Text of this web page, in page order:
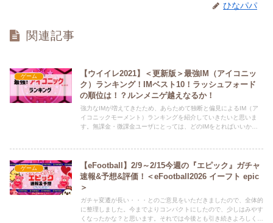
ひなパパ
関連記事
ゲーム
【ウイイレ2021】＜更新版＞最強IM（アイコニッ
ク）ランキング！IMベスト10！ラッシュフォード
の順位は！？ルンメニゲ越えなるか！
強力なIMが増えてきたため、あらためて独断と偏見によるIM（ア
イコニックモーメント）ランキングを紹介していきたいと思いま
す。無課金・微課金ユーザにとっては、どのIMをとればいいか、
幸いです！※IMが登場するたびにランキングは変動の可能性があ
ります。
ゲーム
【eFootball】2/9～2/15今週の『エピック』ガチャ
速報&予想&評価！＜eFootball2026 イーフト epic
＞
ガチャ変遷が長い・・・とのご意見をいただきましたので、全体的
に整理しました。今までよりコンパクトにしたので、少しはみやす
くなったかな？と思います。それでは今後とも引き続きよろしくお